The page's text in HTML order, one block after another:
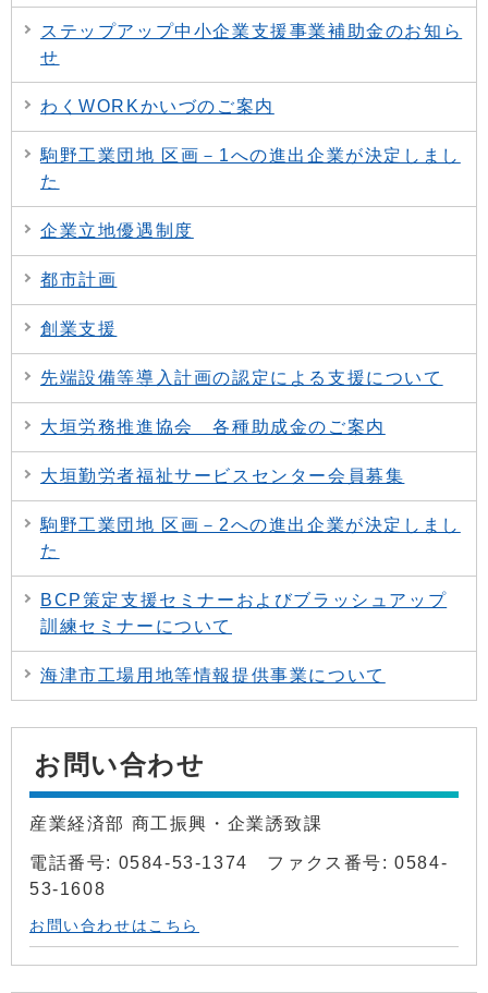
ステップアップ中小企業支援事業補助金のお知ら
せ
わくWORKかいづのご案内
駒野工業団地 区画－1への進出企業が決定しまし
た
企業立地優遇制度
都市計画
創業支援
先端設備等導入計画の認定による支援について
大垣労務推進協会 各種助成金のご案内
大垣勤労者福祉サービスセンター会員募集
駒野工業団地 区画－2への進出企業が決定しまし
た
BCP策定支援セミナーおよびブラッシュアップ
訓練セミナーについて
海津市工場用地等情報提供事業について
お問い合わせ
産業経済部 商工振興・企業誘致課
電話番号: 0584-53-1374 ファクス番号: 0584-
53-1608
お問い合わせはこちら